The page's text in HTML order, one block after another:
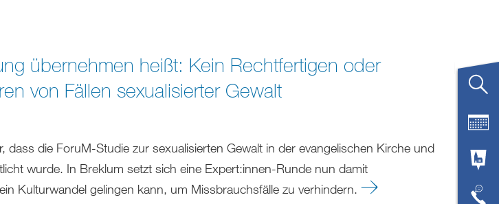
übernehmen heißt: Kein Rechtfertigen oder
von Fällen sexualisierter Gewalt
dass die ForuM-Studie zur sexualisierten Gewalt in der evangelischen Kirche und
wurde. In Breklum setzt sich eine Expert:innen-Runde nun damit
Kulturwandel gelingen kann, um Missbrauchsfälle zu verhindern.